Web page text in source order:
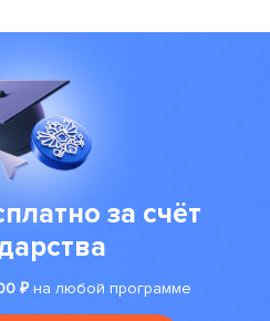
за счёт
₽на любой программе